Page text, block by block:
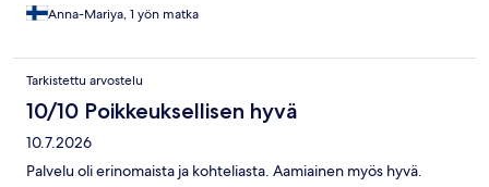
Anna-Mariya, 1 yön matka
Tarkistettu arvostelu
10/10 Poikkeuksellisen hyvä
10.7.2026
Palvelu oli erinomaista ja kohteliasta. Aamiainen myös hyvä.